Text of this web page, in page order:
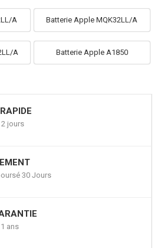
A Batterie Apple MQK32LL/A
A Batterie Apple A1850
2 jours
30 Jours
ans